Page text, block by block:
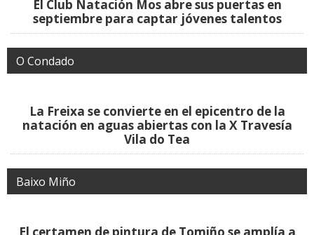
El Club Natación Mos abre sus puertas en
septiembre para captar jóvenes talentos
O Condado